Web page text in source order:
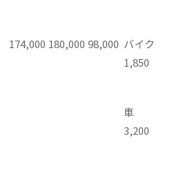
174,000 180,000 98,000 バイク
1,850
車
3,200